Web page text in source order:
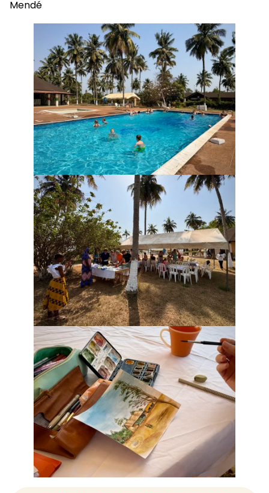
Mendé